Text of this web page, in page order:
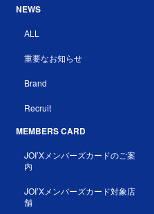
NEWS
ALL
重要なお知らせ
Brand
Recruit
MEMBERS CARD
JOI’Xメンバーズカードのご案
内
JOI’Xメンバーズカード対象店
舗